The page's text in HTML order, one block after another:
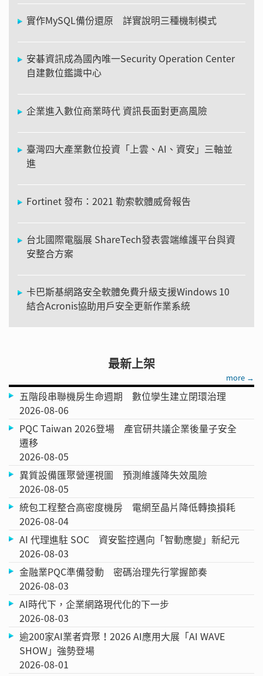
實作MySQL備份還原 詳實說明三種機制模式
安碁資訊成為國內唯一Security Operation Center
自建數位鑑識中心
企業進入數位商業時代 資訊長面對更高風險
臺灣四大產業數位投資「上雲、AI、資安」三軸並
進
Fortinet 發布：2021 勒索軟體威脅報告
台北國際電腦展 ShareTech發表雲端維護平台與資
安整合方案
卡巴斯基網路安全軟體免費升級支援Windows 10
結合Acronis協助用戶安全更新作業系統
最新上架
more →
五階段串聯機房生命週期 數位孿生建立閉環治理
2026-08-06
PQC Taiwan 2026登場 產官研共議企業後量子安全
遷移
2026-08-05
異質設備匯聚營運視圖 預測維護降失效風險
2026-08-05
統包工程整合高密度機房 電網至晶片降低轉換損耗
2026-08-04
AI 代理進駐 SOC 資安監控邁向「智動應變」新紀元
2026-08-03
金融業PQC準備發動 密碼治理先行掌握節奏
2026-08-03
AI時代下，企業網路現代化的下一步
2026-08-03
逾200家AI業者齊聚！2026 AI應用大展「AI WAVE
SHOW」強勢登場
2026-08-01